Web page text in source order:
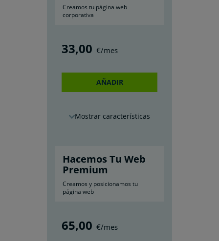
Creamos tu página web
corporativa
33,00 €/mes
AÑADIR
características
Hacemos Tu Web
Premium
Creamos y posicionamos tu
página web
65,00 €/mes